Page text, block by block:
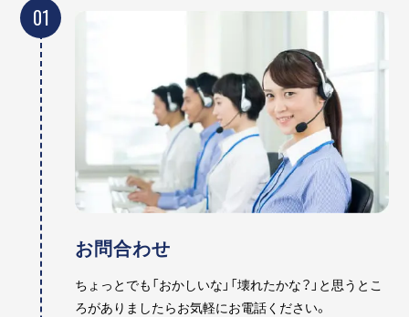
01
お問合わせ
ちょっとでも「おかしいな」「壊れたかな？」と思うとこ
ろがありましたらお気軽にお電話ください。